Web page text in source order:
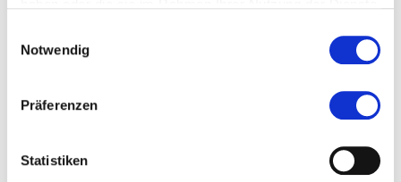
Notwendig
Präferenzen
Statistiken
Leasingverhältnissen immaterielle Vermögenswerte
resultieren. Dies trifft dann zu, wenn die
den Marktbedingungen vorteilhaft sind (IFRS 3B29).
Marktbedingungen entspricht, kann nach IFRS 3B30
ein immaterieller Vermögenswert vorliegen, wenn